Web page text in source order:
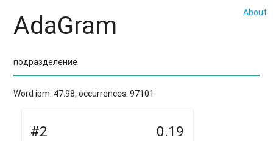
About
AdaGram
Word ipm: 47.98, occurrences: 97101.
#2 0.19